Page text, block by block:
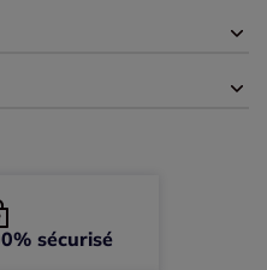
sécurisé